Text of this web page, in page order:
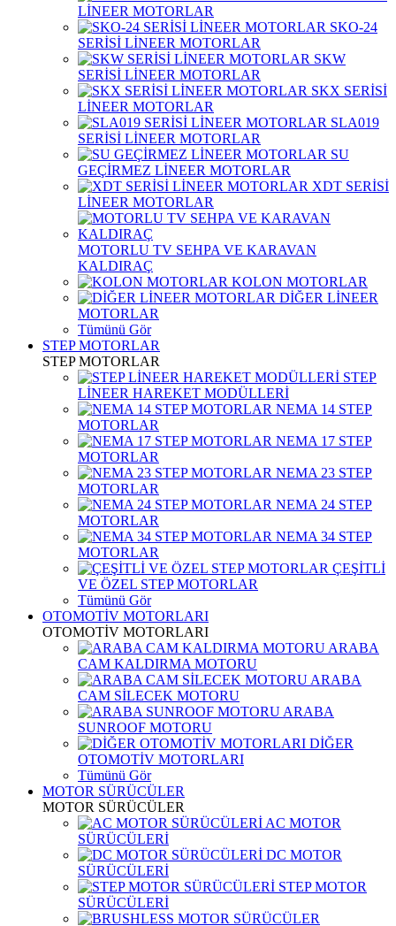
LİNEER MOTORLAR
SKO-24
SERİSİ LİNEER MOTORLAR
SKW
SERİSİ LİNEER MOTORLAR
SKX SERİSİ
LİNEER MOTORLAR
SLA019
SERİSİ LİNEER MOTORLAR
SU
GEÇİRMEZ LİNEER MOTORLAR
XDT SERİSİ
LİNEER MOTORLAR
MOTORLU TV SEHPA VE KARAVAN
KALDIRAÇ
KOLON MOTORLAR
DİĞER LİNEER
MOTORLAR
Tümünü Gör
STEP MOTORLAR
STEP MOTORLAR
STEP
LİNEER HAREKET MODÜLLERİ
NEMA 14 STEP
MOTORLAR
NEMA 17 STEP
MOTORLAR
NEMA 23 STEP
MOTORLAR
NEMA 24 STEP
MOTORLAR
NEMA 34 STEP
MOTORLAR
ÇEŞİTLİ
VE ÖZEL STEP MOTORLAR
Tümünü Gör
OTOMOTİV MOTORLARI
OTOMOTİV MOTORLARI
ARABA
CAM KALDIRMA MOTORU
ARABA
CAM SİLECEK MOTORU
ARABA
SUNROOF MOTORU
DİĞER
OTOMOTİV MOTORLARI
Tümünü Gör
MOTOR SÜRÜCÜLER
MOTOR SÜRÜCÜLER
AC MOTOR
SÜRÜCÜLERİ
DC MOTOR
SÜRÜCÜLERİ
STEP MOTOR
SÜRÜCÜLERİ